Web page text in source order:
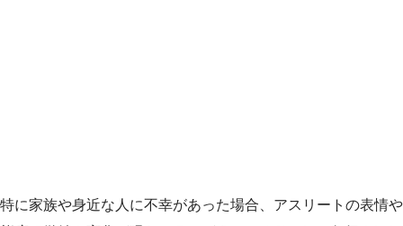
特に家族や身近な人に不幸があった場合、アスリートの表情や